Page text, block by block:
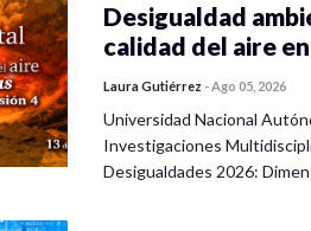
Desigualdad
calidad del aire
Laura Gutiérrez -Ago 05, 2026
Universidad Nacional
Investigaciones
Desigualdades 2026: